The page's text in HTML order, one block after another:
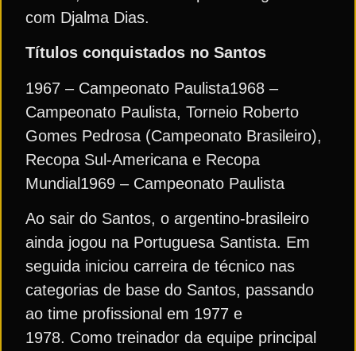
com Djalma Dias.
Títulos conquistados no Santos
1967 – Campeonato Paulista1968 –
Campeonato Paulista, Torneio Roberto
Gomes Pedrosa (Campeonato Brasileiro),
Recopa Sul-Americana e Recopa
Mundial1969 – Campeonato Paulista
Ao sair do Santos, o argentino-brasileiro
ainda jogou na Portuguesa Santista. Em
seguida iniciou carreira de técnico nas
categorias de base do Santos, passando
ao time profissional em 1977 e
1978. Como treinador da equipe principal